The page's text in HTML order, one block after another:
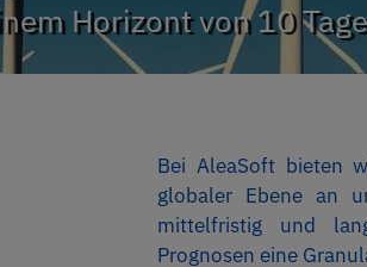
Horizont von 10
Bei AleaSoft bieten
globaler Ebene an
mittelfristig und
Prognosen eine